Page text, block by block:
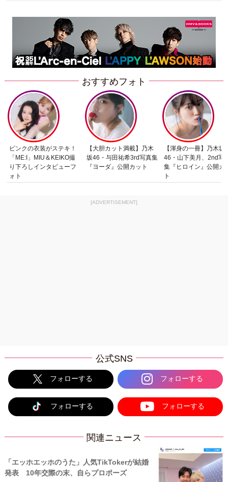
おすすめフォト
ピンクの衣装がステキ！
「ME:I」MIU＆KEIKO撮
り下ろしインタビューフ
ォト
【大胆カット満載】乃木
坂46・与田祐希3rd写真集
『ヨーダ』公開カット
【渾身の一冊】乃木坂
46・山下美月、2nd写
集『ヒロイン』公開カ
ト
[ADVERTISEMENT]
公式SNS
フォローする フォローする
フォローする フォローする
関連ニュース
「エッホエッホのうた」人気TikTokerが結婚
発表 10年交際の末、自らプロポーズ